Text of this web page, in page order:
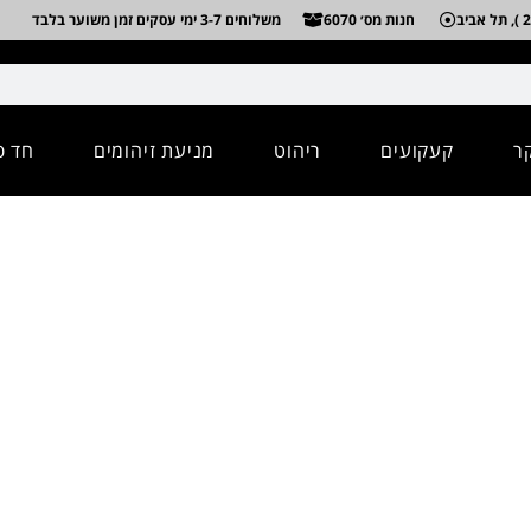
חנות מס׳ 6070 משלוחים 3-7 ימי עסקים זמן משוער בלבד
קעקועים ריהוט מניעת זיהומים חד